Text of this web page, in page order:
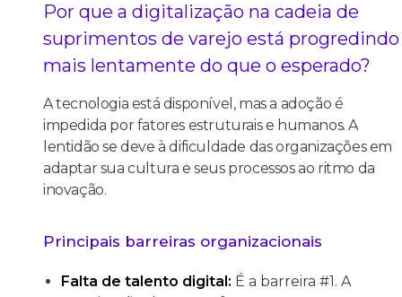
Por que a digitalização na cadeia de
suprimentos de varejo está progredindo
mais lentamente do que o esperado?
A tecnologia está disponível, mas a adoção é
impedida por fatores estruturais e humanos. A
lentidão se deve à dificuldade das organizações em
adaptar sua cultura e seus processos ao ritmo da
inovação.
Principais barreiras organizacionais
Falta de talento digital: É a barreira #1. A